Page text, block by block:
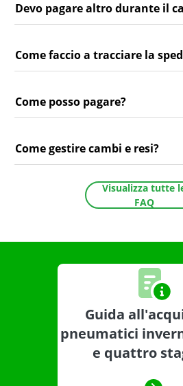
Devo pagare altro durante il
Come faccio a tracciare la
Come posso pagare?
Come gestire cambi e resi?
Visualizza tutte
FAQ
Guida
pneumatici
e quattro